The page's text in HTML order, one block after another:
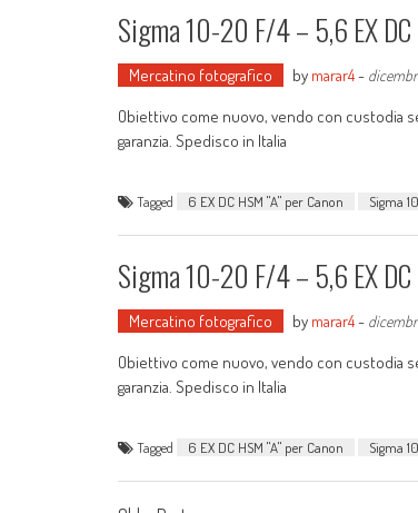
Sigma 10-20 F/4 – 5,6 EX DC
Mercatino fotografico by marar4-
Obiettivo come nuovo, vendo con custodia
garanzia. Spedisco in Italia
Tagged 6 EX DC HSM "A" per Canon Sigma
Sigma 10-20 F/4 – 5,6 EX DC
Mercatino fotografico by marar4-
Obiettivo come nuovo, vendo con custodia
garanzia. Spedisco in Italia
Tagged 6 EX DC HSM "A" per Canon Sigma